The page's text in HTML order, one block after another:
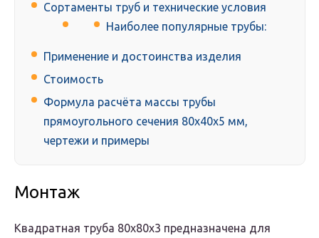
Сортаменты труб и технические условия
Наиболее популярные трубы:
Применение и достоинства изделия
Стоимость
Формула расчёта массы трубы
прямоугольного сечения 80х40х5 мм,
чертежи и примеры
Монтаж
Квадратная труба 80х80х3 предназначена для